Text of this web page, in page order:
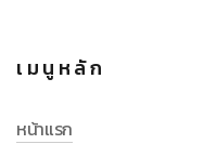
เมนูหลัก
หน้าแรก